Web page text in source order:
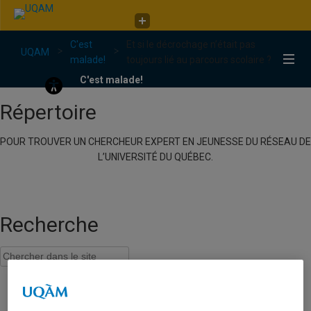
C'est malade!
UQAM
C'est
malade!
Et si le décrochage n’était pas
toujours lié au parcours scolaire ?
C'est malade!
Répertoire
POUR TROUVER UN CHERCHEUR EXPERT EN JEUNESSE DU RÉSEAU DE
L’UNIVERSITÉ DU QUÉBEC.
Recherche
Et si le décrochage